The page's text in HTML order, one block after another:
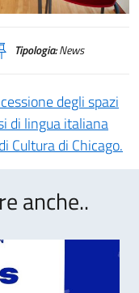
Tipologia:News
degli spazi
di lingua italiana
Cultura di Chicago.
anche..